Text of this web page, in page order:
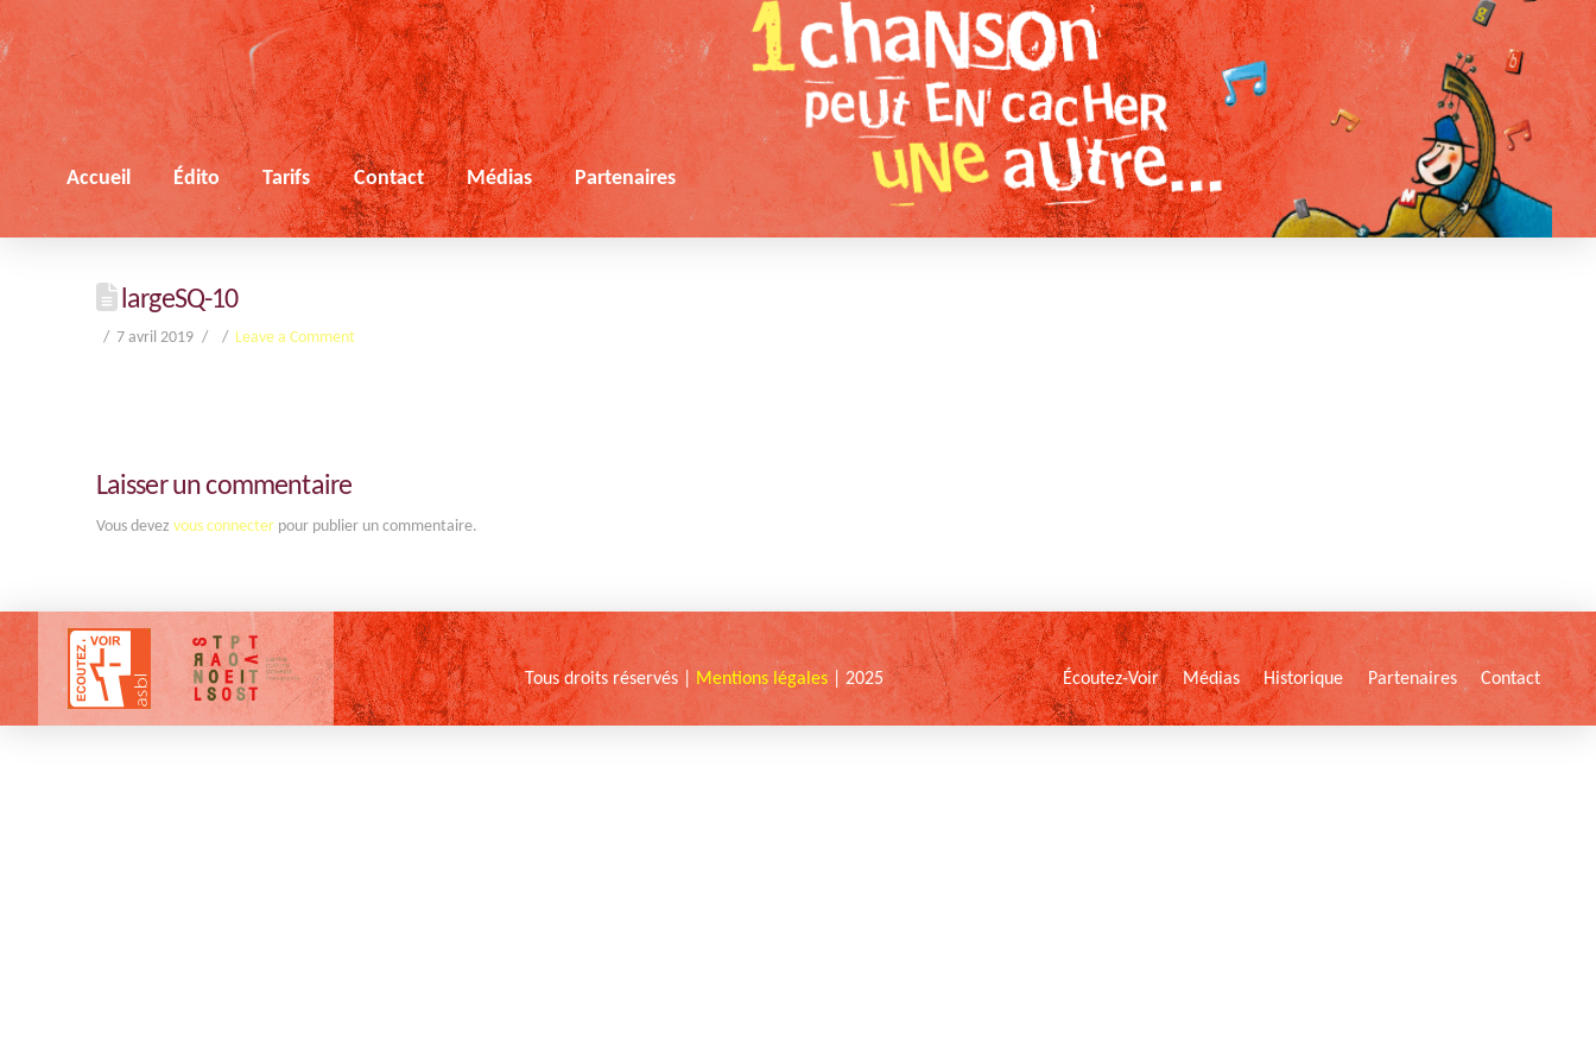
Accueil Édito Tarifs Contact Médias Partenaires
largeSQ-10
7 avril 2019 Leave a Comment
Laisser un commentaire
Vous devez vous connecterpour publier un commentaire.
Tous droits réservés | Mentions légales | 2025 Écoutez-Voir Médias Historique Partenaires Contact